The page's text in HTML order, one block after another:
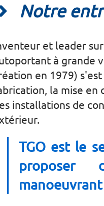
Notre
et leader
à grande
en 1979)
la mise
installations de
TGO est le
proposer